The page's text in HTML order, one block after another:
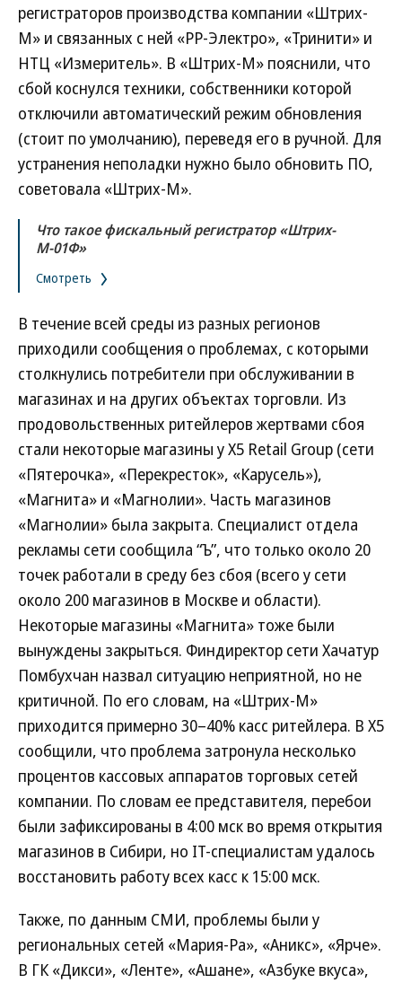
регистраторов производства компании «Штрих-
М» и связанных с ней «РР-Электро», «Тринити» и
НТЦ «Измеритель». В «Штрих-М» пояснили, что
сбой коснулся техники, собственники которой
отключили автоматический режим обновления
(стоит по умолчанию), переведя его в ручной. Для
устранения неполадки нужно было обновить ПО,
советовала «Штрих-М».
Что такое фискальный регистратор «Штрих-
М-01Ф»
Смотреть
В течение всей среды из разных регионов
приходили сообщения о проблемах, с которыми
столкнулись потребители при обслуживании в
магазинах и на других объектах торговли. Из
продовольственных ритейлеров жертвами сбоя
стали некоторые магазины у X5 Retail Group (сети
«Пятерочка», «Перекресток», «Карусель»),
«Магнита» и «Магнолии». Часть магазинов
«Магнолии» была закрыта. Специалист отдела
рекламы сети сообщила “Ъ”, что только около 20
точек работали в среду без сбоя (всего у сети
около 200 магазинов в Москве и области).
Некоторые магазины «Магнита» тоже были
вынуждены закрыться. Финдиректор сети Хачатур
Помбухчан назвал ситуацию неприятной, но не
критичной. По его словам, на «Штрих-М»
приходится примерно 30–40% касс ритейлера. В X5
сообщили, что проблема затронула несколько
процентов кассовых аппаратов торговых сетей
компании. По словам ее представителя, перебои
были зафиксированы в 4:00 мск во время открытия
магазинов в Сибири, но IT-специалистам удалось
восстановить работу всех касс к 15:00 мск.
Также, по данным СМИ, проблемы были у
региональных сетей «Мария-Ра», «Аникс», «Ярче».
В ГК «Дикси», «Ленте», «Ашане», «Азбуке вкуса»,